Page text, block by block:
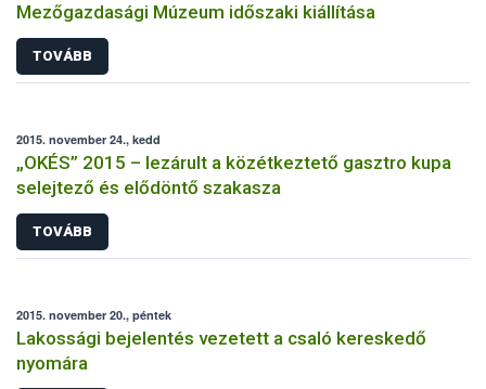
Mezőgazdasági Múzeum időszaki kiállítása
TOVÁBB
2015. november 24., kedd
„OKÉS” 2015 – lezárult a közétkeztető gasztro kupa
selejtező és elődöntő szakasza
TOVÁBB
2015. november 20., péntek
Lakossági bejelentés vezetett a csaló kereskedő
nyomára